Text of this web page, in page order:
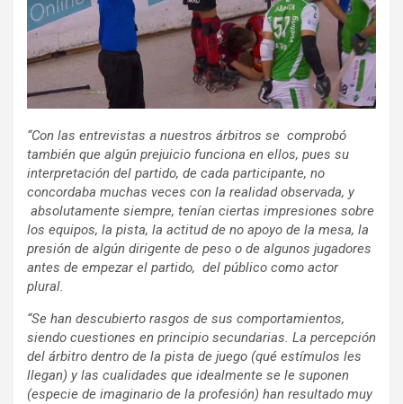
“Con las entrevistas a nuestros árbitros se comprobó
también que algún prejuicio funciona en ellos, pues su
interpretación del partido, de cada participante, no
concordaba muchas veces con la realidad observada, y
absolutamente siempre, tenían ciertas impresiones sobre
los equipos, la pista, la actitud de no apoyo de la mesa, la
presión de algún dirigente de peso o de algunos jugadores
antes de empezar el partido, del público como actor
plural.
“Se han descubierto rasgos de sus comportamientos,
siendo cuestiones en principio secundarias. La percepción
del árbitro dentro de la pista de juego (qué estímulos les
llegan) y las cualidades que idealmente se le suponen
(especie de imaginario de la profesión) han resultado muy